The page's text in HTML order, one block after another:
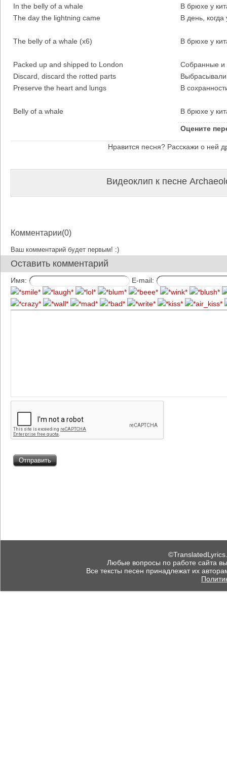
Blind Guardian Pitbull
In the belly of a whale
The day the lightning came
The belly of a whale (x6)
Packed up and shipped to London
Discard, discard the rotted parts
Preserve the heart and lungs
Belly of a whale
В брюхе у
В день,
В брюхе у
Собранные и
В
В брюхе у
Оцените
Нравится песня? Расскажи о ней
Видеоклип к песне
Комментарии(0)
Ваш комментарий будет первым! :)
Оставить комментарий
Имя: E-mail:
Любые вопросы по работе сайта
Все тексты песен принадлежат их